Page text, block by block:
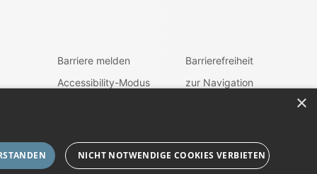
Barriere melden
Accessibility-Modus
Barrierefreiheit
zur Navigation
×
NICHT NOTWENDIGE COOKIES VERBIETEN